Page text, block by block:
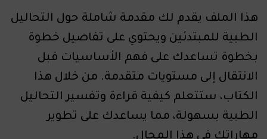
هذا الملف يقدم لك مقدمة شاملة حول التحاليل
الطبية للمبتدئين ويحتوي على تفاصيل خطوة
بخطوة تساعدك على فهم الأساسيات قبل
الانتقال إلى مستويات متقدمة. من خلال هذا
الكتاب، ستتعلم كيفية قراءة وتفسير التحاليل
الطبية بسهولة، مما يساعدك على تطوير
مهاراتك في هذا المجال.